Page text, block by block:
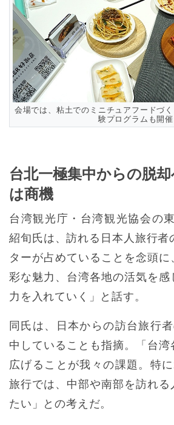
会場では、粘土でのミニチュアフードづ
験プログラムも開催
台北一極集中からの脱
は商機
台湾観光庁・台湾観光協会の
紹旬氏は、訪れる日本人旅行者
ターが占めていることを念頭に
彩な魅力、台湾各地の活気を感
力を入れていく」と話す。
同氏は、日本からの訪台旅行
中していることも指摘。「台湾
広げることが我々の課題。特
旅行では、中部や南部を訪れる
たい」との考えだ。